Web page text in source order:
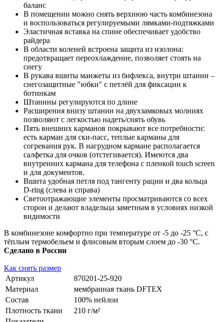
баланс
В помещении можно снять верхнюю часть комбинезона
и воспользоваться регулируемыми лямками-подтяжками
Эластичная вставка на спине обеспечивает удобство
райдера
В области коленей встроена защита из изолона:
предотвращает переохлаждение, позволяет стоять на
снегу
В рукава вшиты манжеты из бифлекса, внутри штанин –
снегозащитные "юбки" с петлёй для фиксации к
ботинкам
Штанины регулируются по длине
Расширения внизу штанин на двухзамковых молниях
позволяют с легкостью надеть/снять обувь
Пять внешних карманов покрывают все потребности:
есть карман для ски-пасс, теплые карманы для
согревания рук. В нагрудном кармане располагается
салфетка для очков (отстегивается). Имеются два
внутренних кармана для телефона с пленкой touch screen
и для документов.
Вшита удобная петля под тангенту рации и два кольца
D-ring (слева и справа)
Светоотражающие элементы просматриваются со всех
сторон и делают владельца заметным в условиях низкой
видимости
В комбинезоне комфортно при температуре от -5 до -25 °С, с
тёплым термобельем и флисовым вторым слоем до -30 °С.
Сделано в России
Как снять размер
Артикул
870201-25-920
Материал
мембранная ткань DFTEX
Состав
100% нейлон
Плотность ткани
210 г/м²